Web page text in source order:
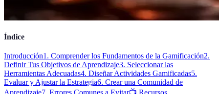
Índice
Introducción1. Comprender los Fundamentos de la Gamificación2.
Definir Tus Objetivos de Aprendizaje3. Seleccionar las
Herramientas Adecuadas4. Diseñar Actividades Gamificadas5.
Evaluar y Ajustar la Estrategia6. Crear una Comunidad de